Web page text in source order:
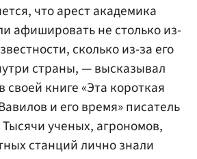
что арест академика
афишировать не столько из-
сколько из-за его
страны, — высказывал
книге «Эта короткая
и его время» писатель
ученых, агрономов,
станций лично знали